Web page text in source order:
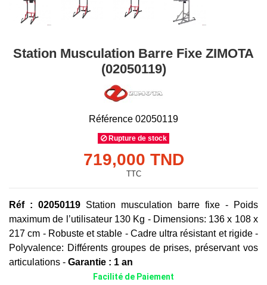
Station Musculation Barre Fixe ZIMOTA
(02050119)
Référence 02050119
Rupture de stock
719,000 TND
TTC
Réf : 02050119 Station musculation barre fixe - Poids
maximum de l’utilisateur 130 Kg - Dimensions: 136 x 108 x
217 cm - Robuste et stable - Cadre ultra résistant et rigide -
Polyvalence: Différents groupes de prises, préservant vos
articulations - Garantie : 1 an
Facilité de Paiement